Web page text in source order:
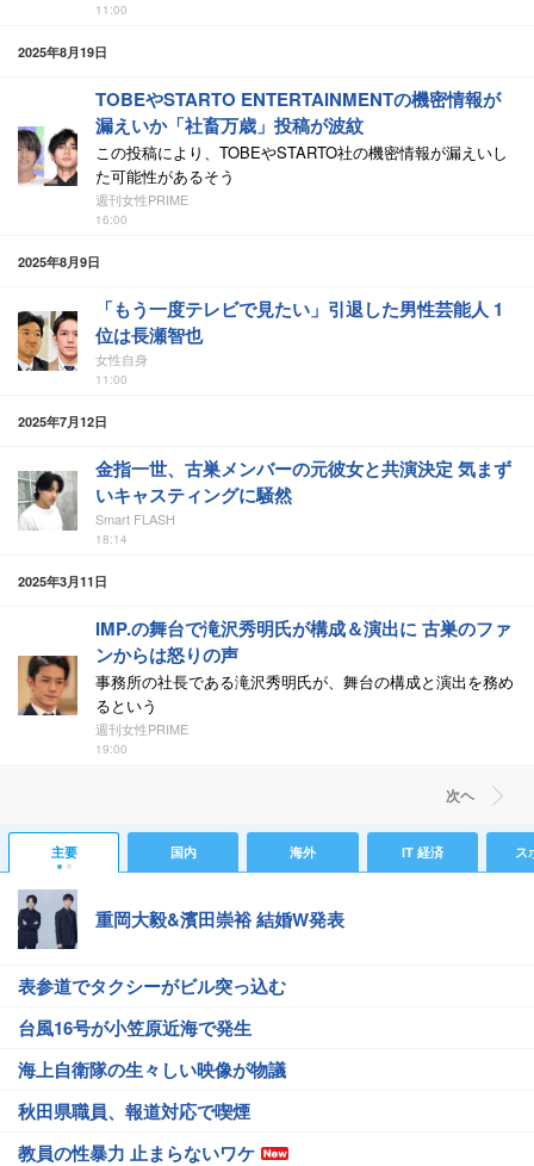
11:00
2025年8月19日
TOBEやSTARTO ENTERTAINMENTの機密情報が
漏えいか「社畜万歳」投稿が波紋
この投稿により、TOBEやSTARTO社の機密情報が漏えいし
た可能性があるそう
週刊女性PRIME
16:00
2025年8月9日
「もう一度テレビで見たい」引退した男性芸能人 1
位は長瀬智也
女性自身
11:00
2025年7月12日
金指一世、古巣メンバーの元彼女と共演決定 気まず
いキャスティングに騒然
Smart FLASH
18:14
2025年3月11日
IMP.の舞台で滝沢秀明氏が構成＆演出に 古巣のファ
ンからは怒りの声
事務所の社長である滝沢秀明氏が、舞台の構成と演出を務め
るという
週刊女性PRIME
19:00
次ヘ
主要 国内 海外 IT 経済 ス
重岡大毅&濱田崇裕 結婚W発表
表参道でタクシーがビル突っ込む
台風16号が小笠原近海で発生
海上自衛隊の生々しい映像が物議
秋田県職員、報道対応で喫煙
教員の性暴力 止まらないワケ